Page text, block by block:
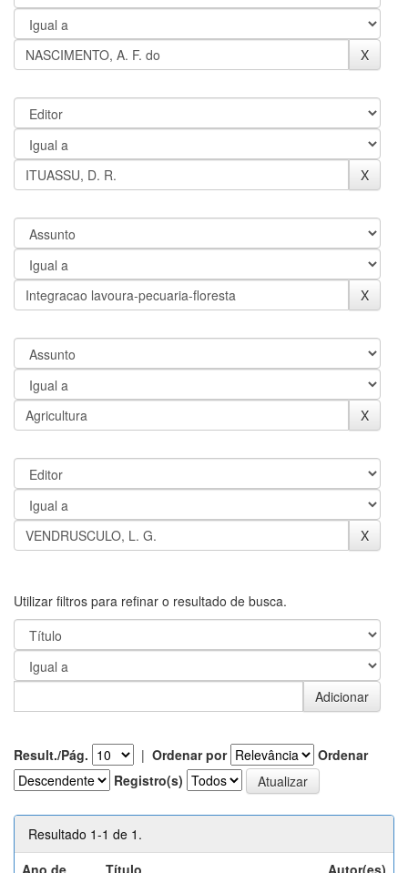
Utilizar filtros para refinar o resultado de busca.
Result./Pág. | Ordenar por
Ordenar
Registro(s)
Resultado 1-1 de 1.
Ano de
Título Autor(es)